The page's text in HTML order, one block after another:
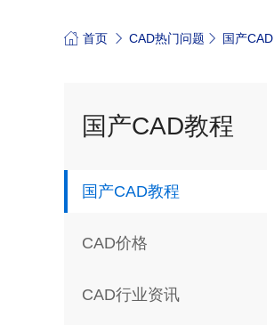
首页 CAD热门问题 国产CAD
国产CAD教程
国产CAD教程
CAD价格
CAD行业资讯